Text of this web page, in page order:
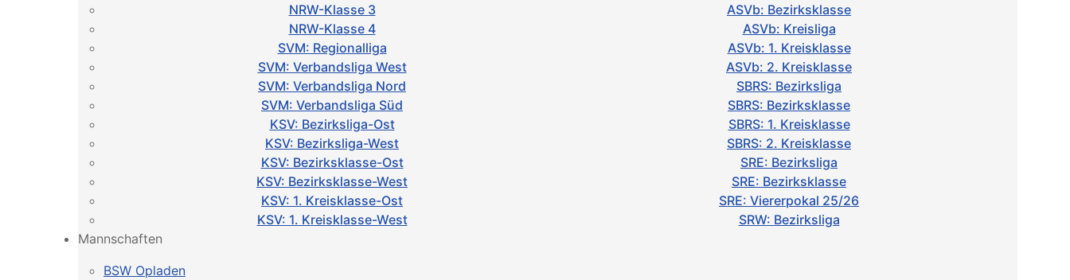
NRW-Klasse 3
ASVb: Bezirksklasse
NRW-Klasse 4
ASVb: Kreisliga
SVM: Regionalliga
ASVb: 1. Kreisklasse
SVM: Verbandsliga West
ASVb: 2. Kreisklasse
SVM: Verbandsliga Nord
SBRS: Bezirksliga
SVM: Verbandsliga Süd
SBRS: Bezirksklasse
KSV: Bezirksliga-Ost
SBRS: 1. Kreisklasse
KSV: Bezirksliga-West
SBRS: 2. Kreisklasse
KSV: Bezirksklasse-Ost
SRE: Bezirksliga
KSV: Bezirksklasse-West
SRE: Bezirksklasse
KSV: 1. Kreisklasse-Ost
SRE: Viererpokal 25/26
KSV: 1. Kreisklasse-West
SRW: Bezirksliga
Mannschaften
BSW Opladen